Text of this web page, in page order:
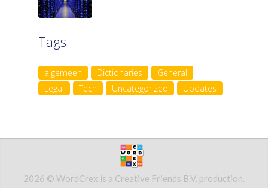
Tags
algemeen Dictionaries
General
Legal
Tech Uncategorized Updates
2026 © WordCrex is a Creative Friends B.V. production.